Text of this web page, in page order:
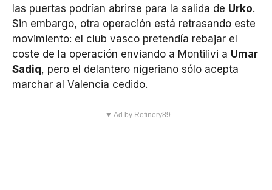
las puertas podrían abrirse para la salida de Urko.
Sin embargo, otra operación está retrasando este
movimiento: el club vasco pretendía rebajar el
coste de la operación enviando a Montilivi a Umar
Sadiq, pero el delantero nigeriano sólo acepta
marchar al Valencia cedido.
▼ Ad by Refinery89